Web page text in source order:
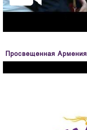
Просвещенная Армения